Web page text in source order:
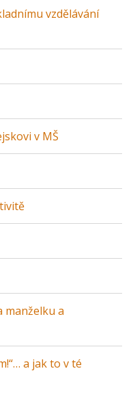
vzdělávání
v MŠ
manželku a
a jak to v té